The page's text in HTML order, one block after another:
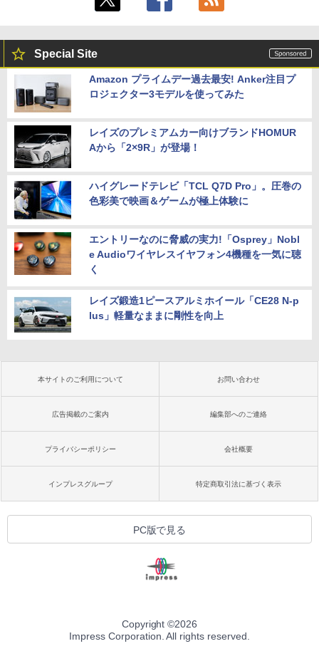
Special Site
Amazon プライムデー過去最安! Anker注目プ
ロジェクター3モデルを使ってみた
レイズのプレミアムカー向けブランドHOMUR
Aから「2×9R」が登場！
ハイグレードテレビ「TCL Q7D Pro」。圧巻の
色彩美で映画＆ゲームが極上体験に
エントリーなのに脅威の実力!「Osprey」Nobl
e Audioワイヤレスイヤフォン4機種を一気に聴
く
レイズ鍛造1ピースアルミホイール「CE28 N-p
lus」軽量なままに剛性を向上
本サイトのご利用について お問い合わせ
広告掲載のご案内 編集部へのご連絡
プライバシーポリシー 会社概要
インプレスグループ 特定商取引法に基づく表示
PC版で見る
Copyright ©2026
Impress Corporation. All rights reserved.